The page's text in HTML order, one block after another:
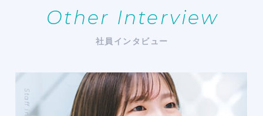
Other Interview
社員インタビュー